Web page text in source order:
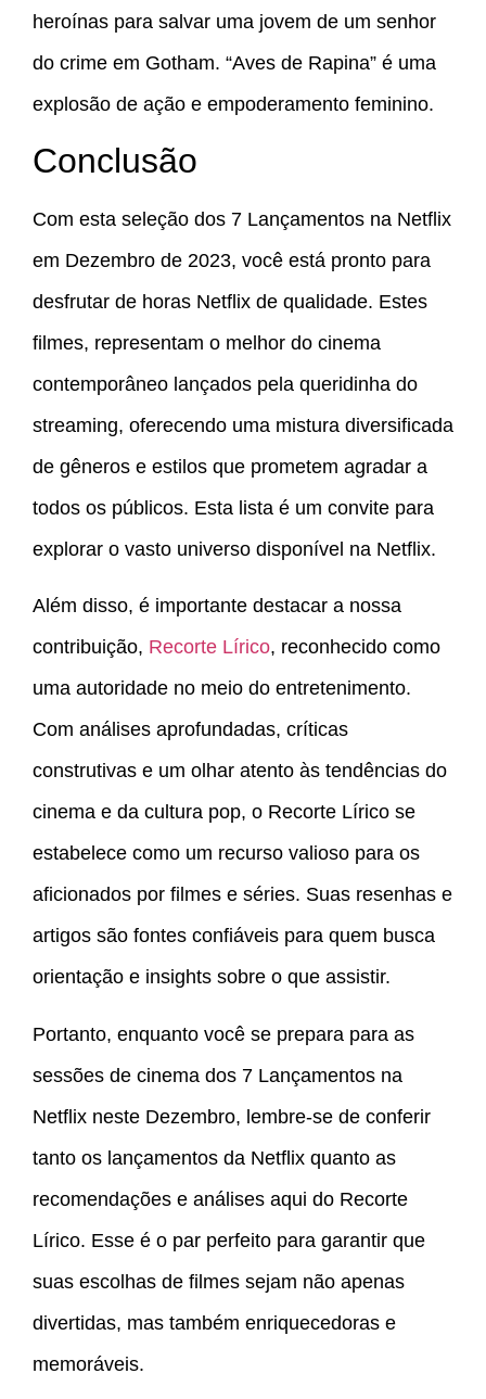
heroínas para salvar uma jovem de um senhor
do crime em Gotham. “Aves de Rapina” é uma
explosão de ação e empoderamento feminino.
Conclusão
Com esta seleção dos 7 Lançamentos na Netflix
em Dezembro de 2023, você está pronto para
desfrutar de horas Netflix de qualidade. Estes
filmes, representam o melhor do cinema
contemporâneo lançados pela queridinha do
streaming, oferecendo uma mistura diversificada
de gêneros e estilos que prometem agradar a
todos os públicos. Esta lista é um convite para
explorar o vasto universo disponível na Netflix.
Além disso, é importante destacar a nossa
contribuição, Recorte Lírico, reconhecido como
uma autoridade no meio do entretenimento.
Com análises aprofundadas, críticas
construtivas e um olhar atento às tendências do
cinema e da cultura pop, o Recorte Lírico se
estabelece como um recurso valioso para os
aficionados por filmes e séries. Suas resenhas e
artigos são fontes confiáveis para quem busca
orientação e insights sobre o que assistir.
Portanto, enquanto você se prepara para as
sessões de cinema dos 7 Lançamentos na
Netflix neste Dezembro, lembre-se de conferir
tanto os lançamentos da Netflix quanto as
recomendações e análises aqui do Recorte
Lírico. Esse é o par perfeito para garantir que
suas escolhas de filmes sejam não apenas
divertidas, mas também enriquecedoras e
memoráveis.